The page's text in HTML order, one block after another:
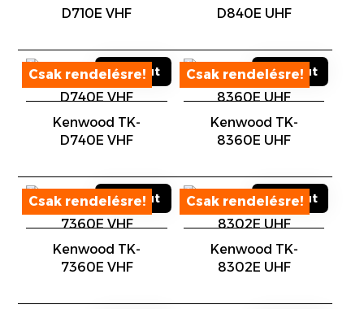
D710E VHF
Sold out
D840E UHF
Sold out
Kenwood TK-
D740E VHF
Sold out
Kenwood TK-
8360E UHF
Sold out
Kenwood TK-
7360E VHF
Kenwood TK-
8302E UHF